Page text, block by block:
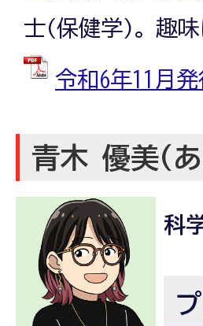
士(保健学)。趣
令和6年11月
青木 優美(
科